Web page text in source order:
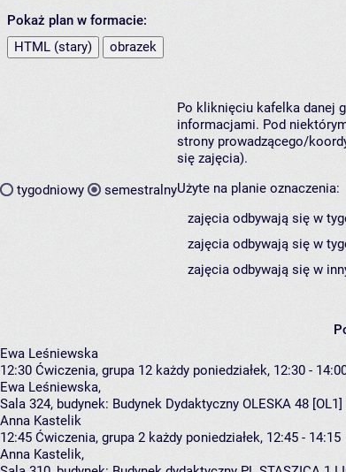
Pokaż plan w formacie:
HTML (stary)
obrazek
tygodniowy semestralny
Po kliknięciu kafelka danej
informacjami. Pod
strony prowadzącego/
się zajęcia).
Użyte na planie oznaczenia:
zajęcia odbywają się w
zajęcia odbywają się w
zajęcia odbywają się w
Ewa Leśniewska
12:30 Ćwiczenia, grupa 12 każdy poniedziałek, 12:30 -
Ewa Leśniewska,
Sala 324, budynek: Budynek Dydaktyczny OLESKA 48 [OL1]
Anna Kastelik
12:45 Ćwiczenia, grupa 2 każdy poniedziałek, 12:45 - 14:15
Anna Kastelik,